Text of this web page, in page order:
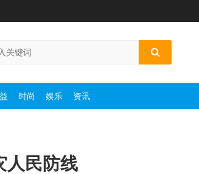
时尚 娱乐 资讯
人民防线